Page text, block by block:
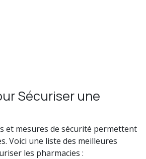
Sécuriser une
et mesures de sécurité permettent
Voici une liste des meilleures
les pharmacies :